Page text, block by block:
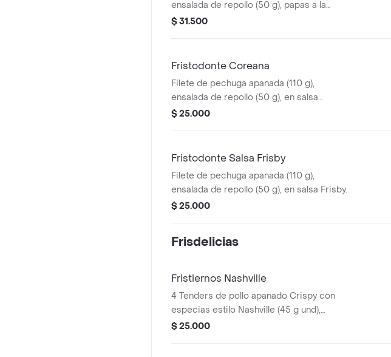
ensalada de repollo (50 g), papas a la
francesa mediana (60 g) y gaseosa (325
$ 31.500
Fristodonte Coreana
Filete de pechuga apanada (110 g),
ensalada de repollo (50 g), en salsa
coreana.
$ 25.000
Fristodonte Salsa Frisby
Filete de pechuga apanada (110 g),
ensalada de repollo (50 g), en salsa Frisby.
$ 25.000
Frisdelicias
Fristiernos Nashville
4 Tenders de pollo apanado Crispy con
especias estilo Nashville (45 g und),
sirope de miel picante. Imagen de
$ 25.000